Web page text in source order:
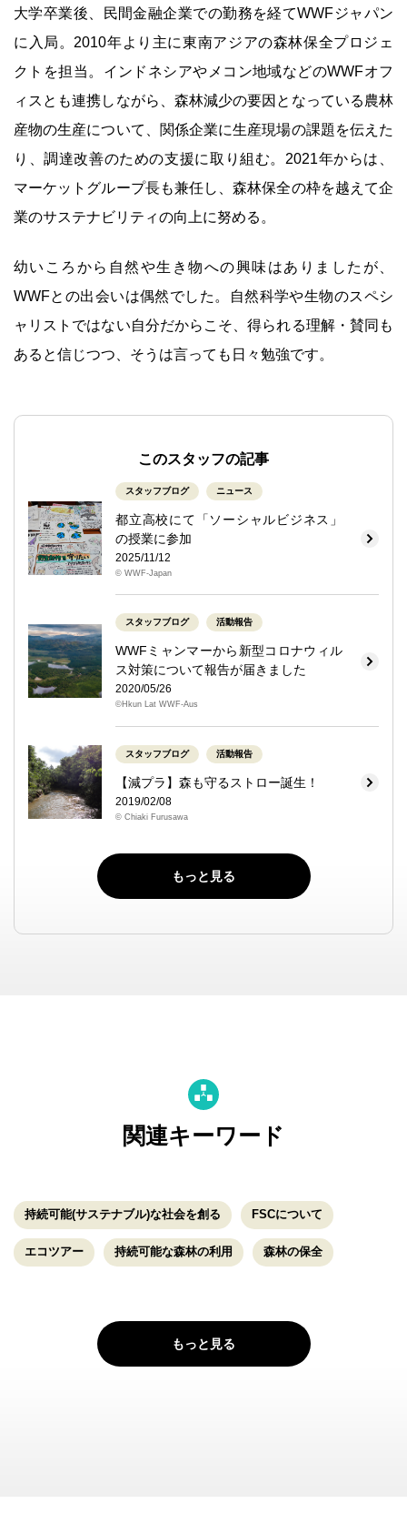
大学卒業後、民間金融企業での勤務を経てWWFジャパン
に入局。2010年より主に東南アジアの森林保全プロジェ
クトを担当。インドネシアやメコン地域などのWWFオフ
ィスとも連携しながら、森林減少の要因となっている農林
産物の生産について、関係企業に生産現場の課題を伝えた
り、調達改善のための支援に取り組む。2021年からは、
マーケットグループ長も兼任し、森林保全の枠を越えて企
業のサステナビリティの向上に努める。
幼いころから自然や生き物への興味はありましたが、
WWFとの出会いは偶然でした。自然科学や生物のスペシ
ャリストではない自分だからこそ、得られる理解・賛同も
あると信じつつ、そうは言っても日々勉強です。
このスタッフの記事
スタッフブログ ニュース
都立高校にて「ソーシャルビジネス」
の授業に参加
2025/11/12
© WWF-Japan
スタッフブログ 活動報告
WWFミャンマーから新型コロナウィル
ス対策について報告が届きました
2020/05/26
©Hkun Lat WWF-Aus
スタッフブログ 活動報告
【減プラ】森も守るストロー誕生！
2019/02/08
© Chiaki Furusawa
もっと見る
関連キーワード
持続可能(サステナブル)な社会を創る FSCについて
エコツアー 持続可能な森林の利用 森林の保全
もっと見る